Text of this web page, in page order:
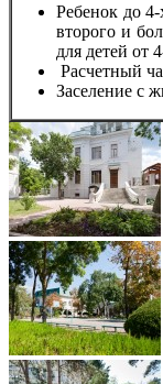
Ребенок до 4-
второго и
для детей от
Расчетный
Заселение с